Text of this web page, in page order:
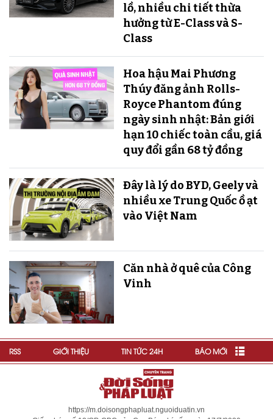
lồ, nhiều chi tiết thừa
hưởng từ E-Class và S-
Class
Hoa hậu Mai Phương
Thúy đăng ảnh Rolls-
Royce Phantom đúng
ngày sinh nhật: Bản giới
hạn 10 chiếc toàn cầu, giá
quy đổi gần 68 tỷ đồng
Đây là lý do BYD, Geely và
nhiều xe Trung Quốc ồ ạt
vào Việt Nam
Căn nhà ở quê của Công
Vinh
RSS GIỚI THIỆU TIN TỨC 24H BÁO MỚI
https://m.doisongphapluat.nguoiduatin.vn